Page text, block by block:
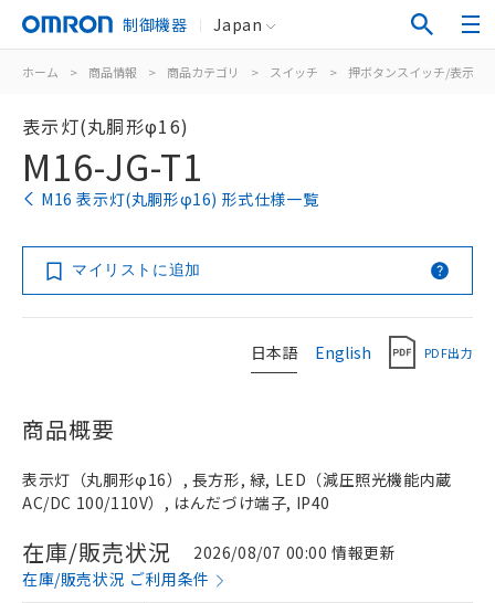
制御機器 Japan
ホーム > 商品情報 > 商品カテゴリ > スイッチ > 押ボタンスイッチ/表示灯
表示灯(丸胴形φ16)
M16-JG-T1
M16 表示灯(丸胴形φ16) 形式仕様一覧
マイリストに追加
日本語 English PDF出力
商品概要
表示灯（丸胴形φ16）, 長方形, 緑, LED（減圧照光機能内蔵
AC/DC 100/110V）, はんだづけ端子, IP40
在庫/販売状況
2026/08/07 00:00 情報更新
在庫/販売状況 ご利用条件